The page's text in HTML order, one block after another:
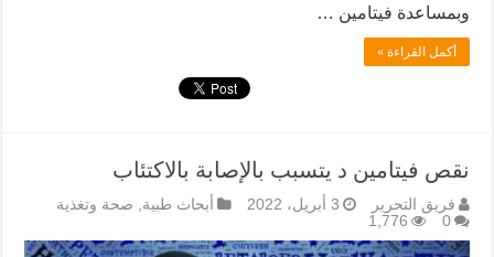
وبمساعدة فيتامين …
أكمل القراءة »
نقص فيتامين د يتسبب بالإصابة بالاكتئاب
فريق التحرير 3 أبريل، 2022 أبحاث طبية
صحة وتغذية
0
1,776